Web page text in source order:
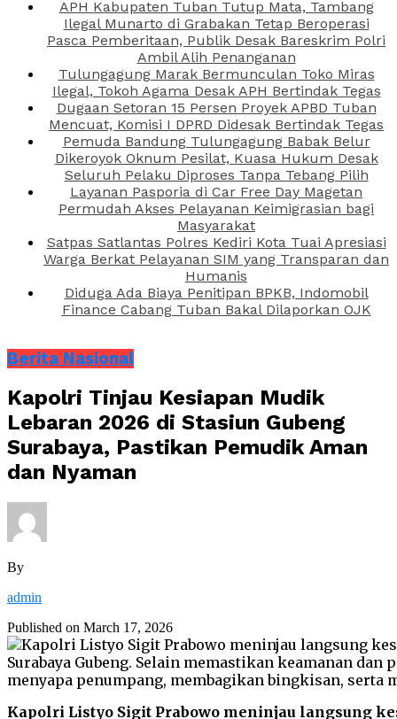
APH Kabupaten Tuban Tutup Mata, Tambang
Ilegal Munarto di Grabakan Tetap Beroperasi
Pasca Pemberitaan, Publik Desak Bareskrim Polri
Ambil Alih Penanganan
Tulungagung Marak Bermunculan Toko Miras
Ilegal, Tokoh Agama Desak APH Bertindak Tegas
Dugaan Setoran 15 Persen Proyek APBD Tuban
Mencuat, Komisi I DPRD Didesak Bertindak Tegas
Pemuda Bandung Tulungagung Babak Belur
Dikeroyok Oknum Pesilat, Kuasa Hukum Desak
Seluruh Pelaku Diproses Tanpa Tebang Pilih
Layanan Pasporia di Car Free Day Magetan
Permudah Akses Pelayanan Keimigrasian bagi
Masyarakat
Satpas Satlantas Polres Kediri Kota Tuai Apresiasi
Warga Berkat Pelayanan SIM yang Transparan dan
Humanis
Diduga Ada Biaya Penitipan BPKB, Indomobil
Finance Cabang Tuban Bakal Dilaporkan OJK
Berita Nasional
Kapolri Tinjau Kesiapan Mudik
Lebaran 2026 di Stasiun Gubeng
Surabaya, Pastikan Pemudik Aman
dan Nyaman
By
admin
Published on March 17, 2026
Kapolri Listyo Sigit Prabowo meninjau langsung